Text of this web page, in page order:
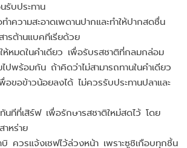
รับประทาน
ำความสะอาดเพดานปากและทำให้ปากสดชื่น
ารต้านแบคทีเรียด้วย
ห้หมดในคำเดียว เพื่อรับรสชาติที่กลมกล่อม
ปพร้อมกัน ถ้าคิดว่าไม่สามารถทานในคำเดียว
อขอข้าวน้อยลงได้ ไม่ควรรับประทานปลาและ
นทีที่เสิร์ฟ เพื่อรักษารสชาติใหม่สดไว้ โดย
าหร่าย
ควรแจ้งเชฟไว้ล่วงหน้า เพราะซูชิเกือบทุกชิ้น